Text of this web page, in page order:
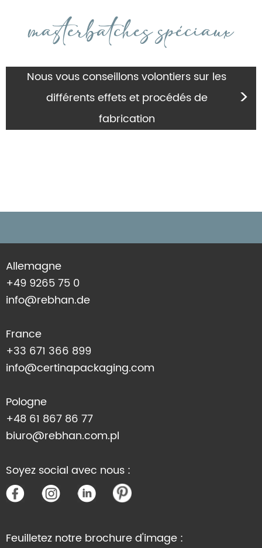
masterbatches spéciaux
Nous vous conseillons volontiers sur les
différents effets et procédés de
fabrication
Allemagne
+49 9265 75 0
info@rebhan.de
France
+33 671 366 899
info@certinapackaging.com
Pologne
+48 61 867 86 77
biuro@rebhan.com.pl
Soyez social avec nous :
Feuilletez notre brochure d'image :